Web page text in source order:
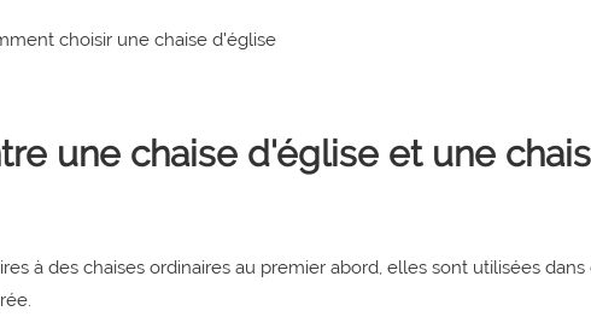
une chaise d'église et une
à des chaises ordinaires au premier abord, elles sont utilisées dans